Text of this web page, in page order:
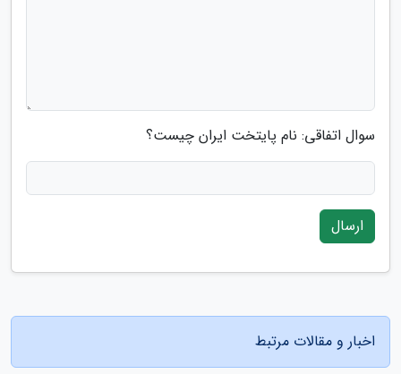
سوال اتفاقی: نام پایتخت ایران چیست؟
ارسال
اخبار و مقالات مرتبط